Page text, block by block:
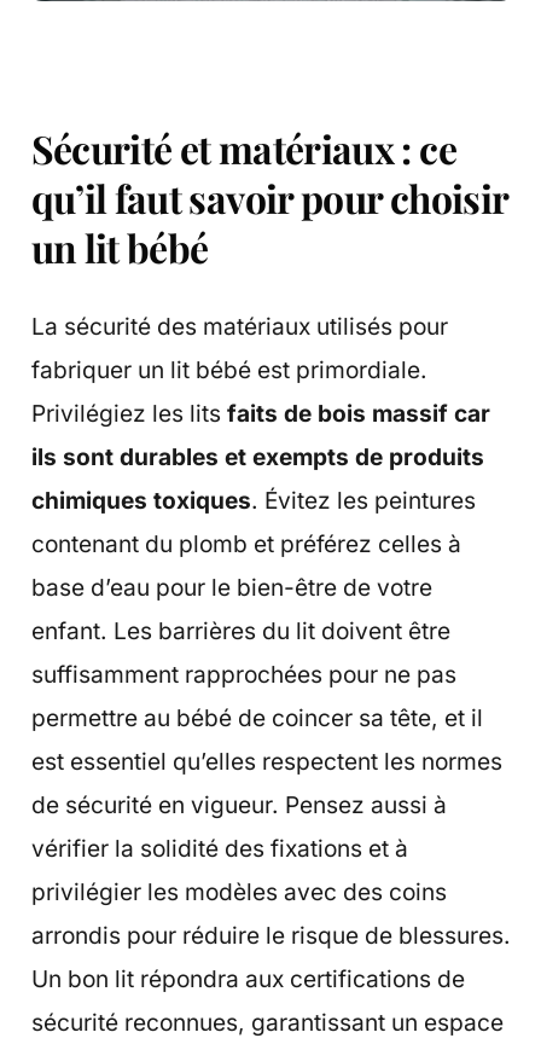
Sécurité et matériaux : ce
qu’il faut savoir pour choisir
un lit bébé
La sécurité des matériaux utilisés pour
fabriquer un lit bébé est primordiale.
Privilégiez les lits faits de bois massif car
ils sont durables et exempts de produits
chimiques toxiques. Évitez les peintures
contenant du plomb et préférez celles à
base d’eau pour le bien-être de votre
enfant. Les barrières du lit doivent être
suffisamment rapprochées pour ne pas
permettre au bébé de coincer sa tête, et il
est essentiel qu’elles respectent les normes
de sécurité en vigueur. Pensez aussi à
vérifier la solidité des fixations et à
privilégier les modèles avec des coins
arrondis pour réduire le risque de blessures.
Un bon lit répondra aux certifications de
sécurité reconnues, garantissant un espace